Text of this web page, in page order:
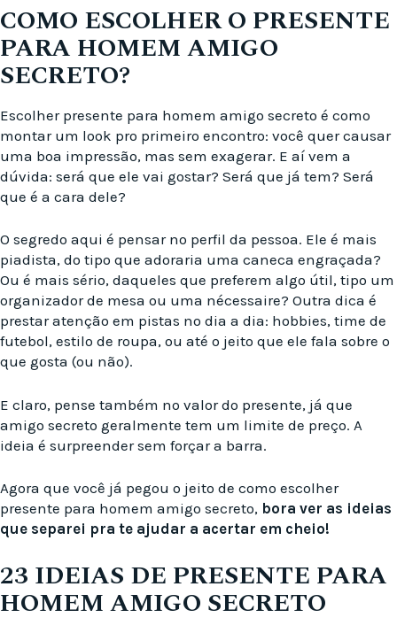
COMO ESCOLHER O PRESENTE
PARA HOMEM AMIGO
SECRETO?
Escolher presente para homem amigo secreto é como
montar um look pro primeiro encontro: você quer causar
uma boa impressão, mas sem exagerar. E aí vem a
dúvida: será que ele vai gostar? Será que já tem? Será
que é a cara dele?
O segredo aqui é pensar no perfil da pessoa. Ele é mais
piadista, do tipo que adoraria uma caneca engraçada?
Ou é mais sério, daqueles que preferem algo útil, tipo um
organizador de mesa ou uma nécessaire? Outra dica é
prestar atenção em pistas no dia a dia: hobbies, time de
futebol, estilo de roupa, ou até o jeito que ele fala sobre o
que gosta (ou não).
E claro, pense também no valor do presente, já que
amigo secreto geralmente tem um limite de preço. A
ideia é surpreender sem forçar a barra.
Agora que você já pegou o jeito de como escolher
presente para homem amigo secreto, bora ver as ideias
que separei pra te ajudar a acertar em cheio!
23 IDEIAS DE PRESENTE PARA
HOMEM AMIGO SECRETO